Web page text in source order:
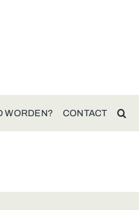
WORDEN? CONTACT